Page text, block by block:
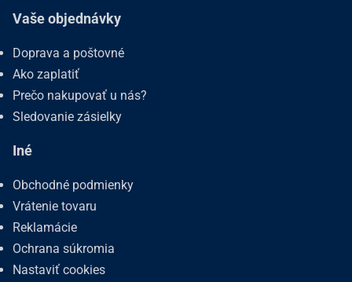
Vaše objednávky
Doprava a poštovné
Ako zaplatiť
Prečo nakupovať u nás?
Sledovanie zásielky
Iné
Obchodné podmienky
Vrátenie tovaru
Reklamácie
Ochrana súkromia
Nastaviť cookies